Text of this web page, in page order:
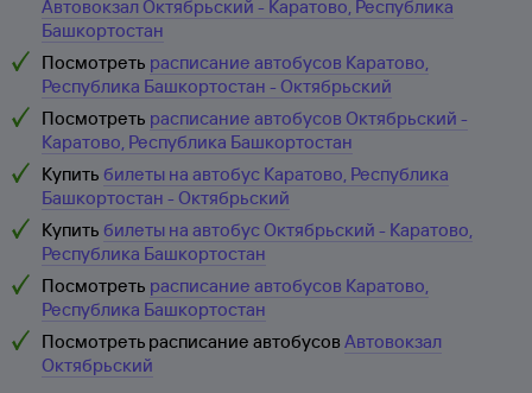
Автовокзал Октябрьский - Каратово, Республика
Башкортостан
Посмотреть расписание автобусов Каратово,
Республика Башкортостан - Октябрьский
Посмотреть расписание автобусов Октябрьский -
Каратово, Республика Башкортостан
Купить билеты на автобус Каратово, Республика
Башкортостан - Октябрьский
Купить билеты на автобус Октябрьский - Каратово,
Республика Башкортостан
Посмотреть расписание автобусов Каратово,
Республика Башкортостан
Посмотреть расписание автобусовАвтовокзал
Октябрьский